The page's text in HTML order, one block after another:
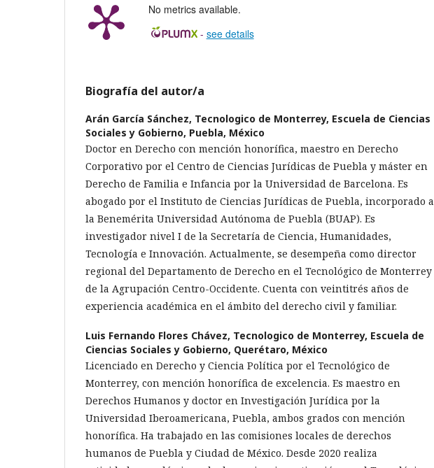
No metrics available.
- see details
Biografía del autor/a
Arán García Sánchez, Tecnologico de Monterrey, Escuela de Ciencias
Sociales y Gobierno, Puebla, México
Doctor en Derecho con mención honorífica, maestro en Derecho
Corporativo por el Centro de Ciencias Jurídicas de Puebla y máster en
Derecho de Familia e Infancia por la Universidad de Barcelona. Es
abogado por el Instituto de Ciencias Jurídicas de Puebla, incorporado a
la Benemérita Universidad Autónoma de Puebla (BUAP). Es
investigador nivel I de la Secretaría de Ciencia, Humanidades,
Tecnología e Innovación. Actualmente, se desempeña como director
regional del Departamento de Derecho en el Tecnológico de Monterrey
de la Agrupación Centro-Occidente. Cuenta con veintitrés años de
experiencia académica en el ámbito del derecho civil y familiar.
Luis Fernando Flores Chávez, Tecnologico de Monterrey, Escuela de
Ciencias Sociales y Gobierno, Querétaro, México
Licenciado en Derecho y Ciencia Política por el Tecnológico de
Monterrey, con mención honorífica de excelencia. Es maestro en
Derechos Humanos y doctor en Investigación Jurídica por la
Universidad Iberoamericana, Puebla, ambos grados con mención
honorífica. Ha trabajado en las comisiones locales de derechos
humanos de Puebla y Ciudad de México. Desde 2020 realiza